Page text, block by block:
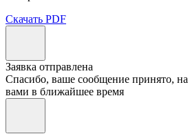
Скачать PDF
Заявка отправлена
Спасибо, ваше сообщение принято,
вами в ближайшее время